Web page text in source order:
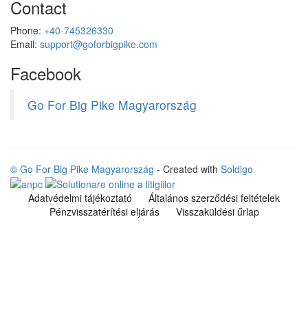
Contact
Phone: +40-745326330
Email: support@goforbigpike.com
Facebook
Go For Big Pike Magyarország
© Go For Big Pike Magyarország - Created with Soldigo
Adatvédelmi tájékoztató
Általános szerződési feltételek
Pénzvisszatérítési eljárás
Visszaküldési űrlap